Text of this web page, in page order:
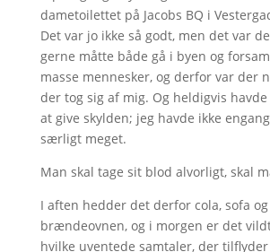
dametoilettet på Jacobs BQ i
Det var jo ikke så godt, men det var
gerne måtte både gå i byen og
masse mennesker, og derfor var der
der tog sig af mig. Og heldigvis
at give skylden; jeg havde ikke
særligt meget.
Man skal tage sit blod alvorligt, skal
I aften hedder det derfor cola, sofa
brændeovnen, og i morgen er det
hvilke uventede samtaler, der